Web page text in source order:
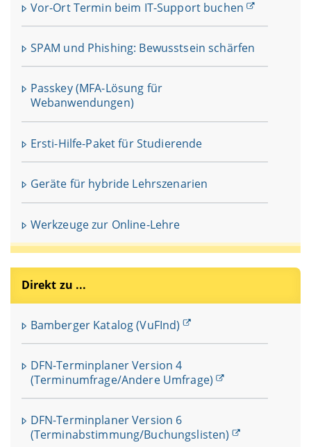
Vor-Ort Termin beim IT-Support buchen
SPAM und Phishing: Bewusstsein schärfen
Passkey (MFA-Lösung für
Webanwendungen)
Ersti-Hilfe-Paket für Studierende
Geräte für hybride Lehrszenarien
Werkzeuge zur Online-Lehre
Direkt zu ...
Bamberger Katalog (VuFInd)
DFN-Terminplaner Version 4
(Terminumfrage/Andere Umfrage)
DFN-Terminplaner Version 6
(Terminabstimmung/Buchungslisten)